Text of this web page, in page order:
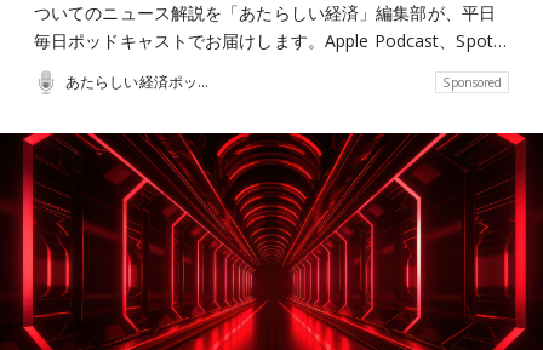
ついてのニュース解説を「あたらしい経済」編集部が、平日
毎日ポッドキャストでお届けします。Apple Podcast、Spot…
あたらしい経済ポッドキャスト Sponsored